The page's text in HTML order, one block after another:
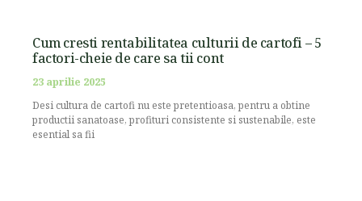
Cum cresti rentabilitatea culturii de cartofi – 5
factori-cheie de care sa tii cont
23 aprilie 2025
Desi cultura de cartofi nu este pretentioasa, pentru a obtine
productii sanatoase, profituri consistente si sustenabile, este
esential sa fii